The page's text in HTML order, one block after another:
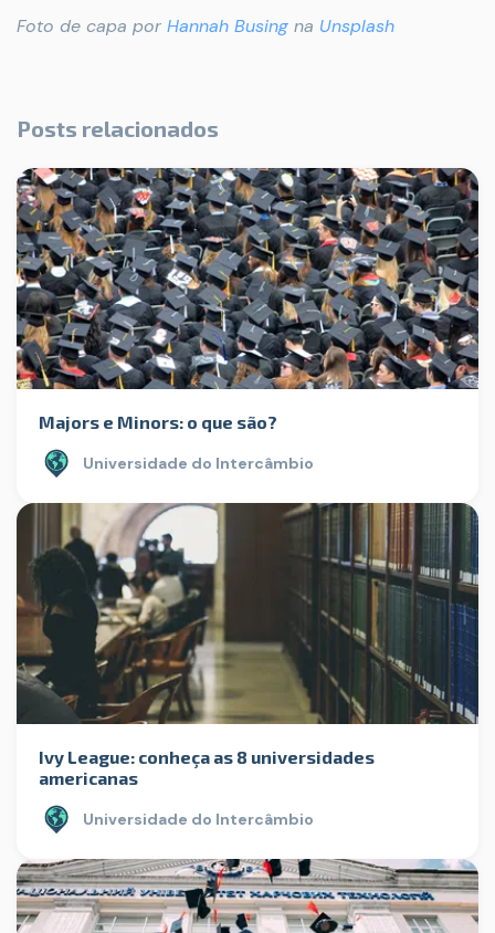
Foto de capa por Hannah Busing na Unsplash
Posts relacionados
Majors e Minors: o que são?
Universidade do Intercâmbio
Ivy League: conheça as 8 universidades
americanas
Universidade do Intercâmbio